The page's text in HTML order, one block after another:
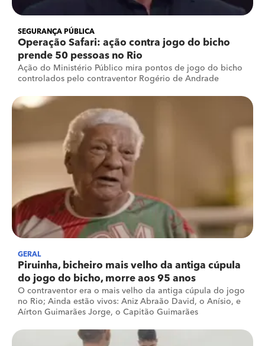
SEGURANÇA PÚBLICA
Operação Safari: ação contra jogo do bicho
prende 50 pessoas no Rio
Ação do Ministério Público mira pontos de jogo do bicho
controlados pelo contraventor Rogério de Andrade
GERAL
Piruinha, bicheiro mais velho da antiga cúpula
do jogo do bicho, morre aos 95 anos
O contraventor era o mais velho da antiga cúpula do jogo
no Rio; Ainda estão vivos: Aniz Abraão David, o Anísio, e
Aírton Guimarães Jorge, o Capitão Guimarães